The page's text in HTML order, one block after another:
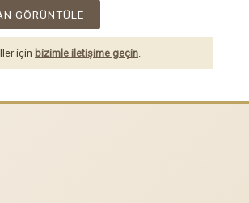
GÖRÜNTÜLE
için bizimle iletişime geçin